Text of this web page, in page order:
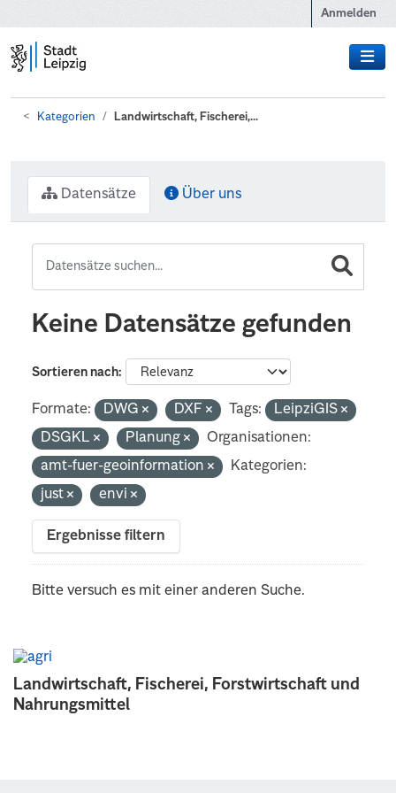
Anmelden
Kategorien Landwirtschaft, Fischerei,...
Landwirtschaft, Fischerei, Forstwirtschaft und
Nahrungsmittel
Datensätze Über uns
Keine Datensätze gefunden
Sortieren nach
Formate: DWG DXF Tags:
LeipziGIS
DSGKL
Planung
Organisationen:
amt-fuer-geoinformation
Kategorien:
just
envi
Ergebnisse filtern
Bitte versuch es mit einer anderen Suche.